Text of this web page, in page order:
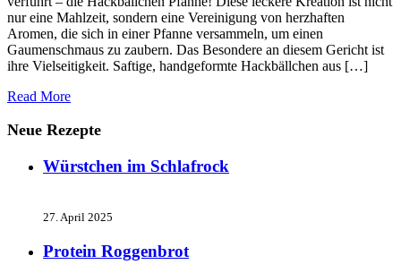
nur eine Mahlzeit, sondern eine Vereinigung von herzhaften
Aromen, die sich in einer Pfanne versammeln, um einen
Gaumenschmaus zu zaubern. Das Besondere an diesem Gericht ist
ihre Vielseitigkeit. Saftige, handgeformte Hackbällchen aus […]
Read More
Neue Rezepte
Würstchen im Schlafrock
27. April 2025
Protein Roggenbrot